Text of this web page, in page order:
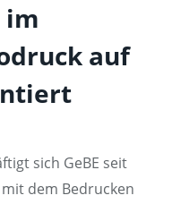
im
auf
sich GeBE seit
dem Bedrucken